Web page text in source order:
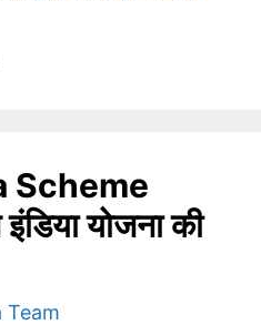
Scheme
योजना की
Team